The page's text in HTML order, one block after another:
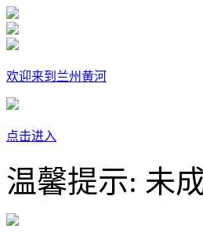
欢迎来到兰州黄河
点击进入
温馨提示: 未